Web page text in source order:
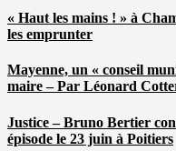
« Haut les mains ! » à
les emprunter
Mayenne, un « conseil
maire – Par Léonard
Justice – Bruno Bertier
épisode le 23 juin à Poitiers